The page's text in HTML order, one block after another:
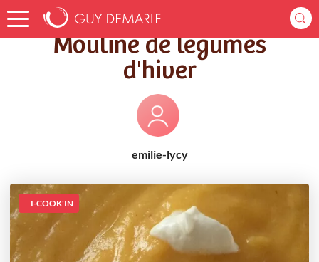
Accueil Recettes Mouliné de légumes d'hiver
Mouliné de légumes
d'hiver
emilie-lycy
I-COOK'IN